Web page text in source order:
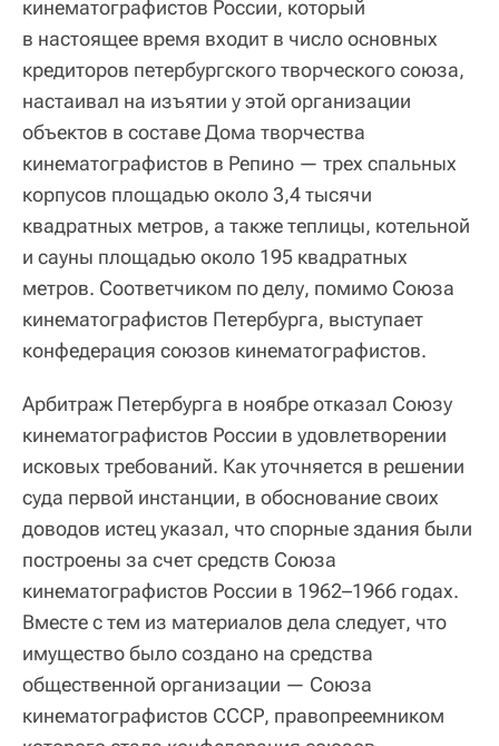
кинематографистов России, который
в настоящее время входит в число основных
кредиторов петербургского творческого союза,
настаивал на изъятии у этой организации
объектов в составе Дома творчества
кинематографистов в Репино — трех спальных
корпусов площадью около 3,4 тысячи
квадратных метров, а также теплицы, котельной
и сауны площадью около 195 квадратных
метров. Соответчиком по делу, помимо Союза
кинематографистов Петербурга, выступает
конфедерация союзов кинематографистов.
Арбитраж Петербурга в ноябре отказал Союзу
кинематографистов России в удовлетворении
исковых требований. Как уточняется в решении
суда первой инстанции, в обоснование своих
доводов истец указал, что спорные здания были
построены за счет средств Союза
кинематографистов России в 1962–1966 годах.
Вместе с тем из материалов дела следует, что
имущество было создано на средства
общественной организации — Союза
кинематографистов СССР, правопреемником